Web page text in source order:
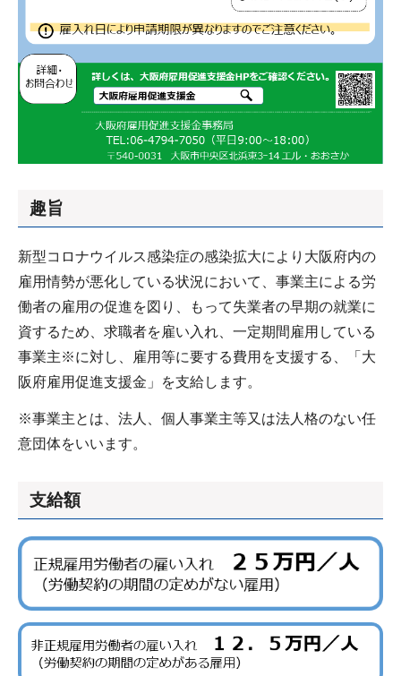
趣旨
新型コロナウイルス感染症の感染拡大により大阪府内の
雇用情勢が悪化している状況において、事業主による労
働者の雇用の促進を図り、もって失業者の早期の就業に
資するため、求職者を雇い入れ、一定期間雇用している
事業主※に対し、雇用等に要する費用を支援する、「大
阪府雇用促進支援金」を支給します。
※事業主とは、法人、個人事業主等又は法人格のない任
意団体をいいます。
支給額